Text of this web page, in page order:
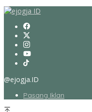
@ejogja.ID
Pasang Iklan